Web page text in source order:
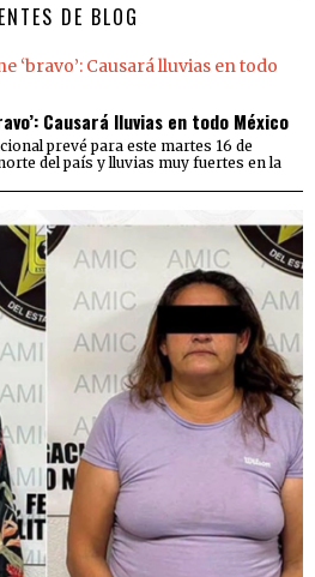
DE BLOG
Causará lluvias en todo México
prevé para este martes 16 de
del país y lluvias muy fuertes en la